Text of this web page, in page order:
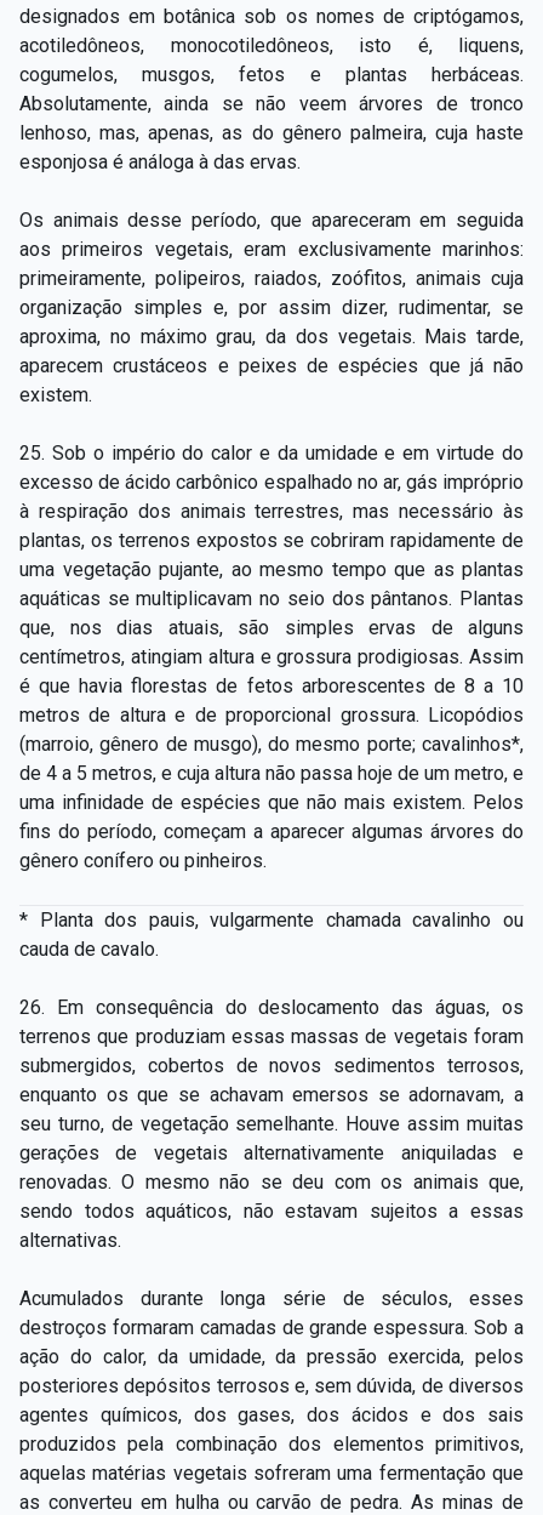
designados em botânica sob os nomes de criptógamos,
acotiledôneos, monocotiledôneos, isto é, liquens,
cogumelos, musgos, fetos e plantas herbáceas.
Absolutamente, ainda se não veem árvores de tronco
lenhoso, mas, apenas, as do gênero palmeira, cuja haste
esponjosa é análoga à das ervas.
Os animais desse período, que apareceram em seguida
aos primeiros vegetais, eram exclusivamente marinhos:
primeiramente, polipeiros, raiados, zoófitos, animais cuja
organização simples e, por assim dizer, rudimentar, se
aproxima, no máximo grau, da dos vegetais. Mais tarde,
aparecem crustáceos e peixes de espécies que já não
existem.
25. Sob o império do calor e da umidade e em virtude do
excesso de ácido carbônico espalhado no ar, gás impróprio
à respiração dos animais terrestres, mas necessário às
plantas, os terrenos expostos se cobriram rapidamente de
uma vegetação pujante, ao mesmo tempo que as plantas
aquáticas se multiplicavam no seio dos pântanos. Plantas
que, nos dias atuais, são simples ervas de alguns
centímetros, atingiam altura e grossura prodigiosas. Assim
é que havia florestas de fetos arborescentes de 8 a 10
metros de altura e de proporcional grossura. Licopódios
(marroio, gênero de musgo), do mesmo porte; cavalinhos*,
de 4 a 5 metros, e cuja altura não passa hoje de um metro, e
uma infinidade de espécies que não mais existem. Pelos
fins do período, começam a aparecer algumas árvores do
gênero conífero ou pinheiros.
* Planta dos pauis, vulgarmente chamada cavalinho ou
cauda de cavalo.
26. Em consequência do deslocamento das águas, os
terrenos que produziam essas massas de vegetais foram
submergidos, cobertos de novos sedimentos terrosos,
enquanto os que se achavam emersos se adornavam, a
seu turno, de vegetação semelhante. Houve assim muitas
gerações de vegetais alternativamente aniquiladas e
renovadas. O mesmo não se deu com os animais que,
sendo todos aquáticos, não estavam sujeitos a essas
alternativas.
Acumulados durante longa série de séculos, esses
destroços formaram camadas de grande espessura. Sob a
ação do calor, da umidade, da pressão exercida, pelos
posteriores depósitos terrosos e, sem dúvida, de diversos
agentes químicos, dos gases, dos ácidos e dos sais
produzidos pela combinação dos elementos primitivos,
aquelas matérias vegetais sofreram uma fermentação que
as converteu em hulha ou carvão ­de ­pedra. As minas de